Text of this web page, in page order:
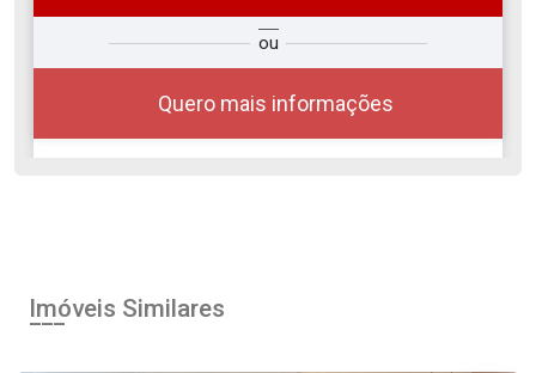
ou
Quero mais informações
Deseja
Comprar
ou
Alugar
?
Imóveis Similares